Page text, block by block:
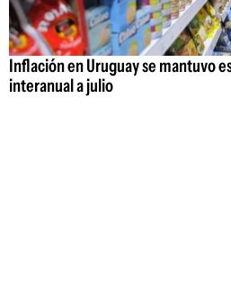
Inflación en Uruguay se mantuvo
interanual a julio